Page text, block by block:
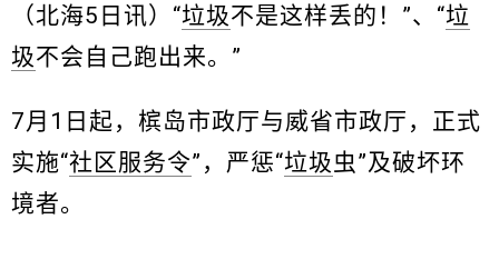
（北海5日讯）“垃圾不是这样丢的！”、“垃
圾不会自己跑出来。”
7月1日起，槟岛市政厅与威省市政厅，正式
实施“社区服务令”，严惩“垃圾虫”及破坏环
境者。